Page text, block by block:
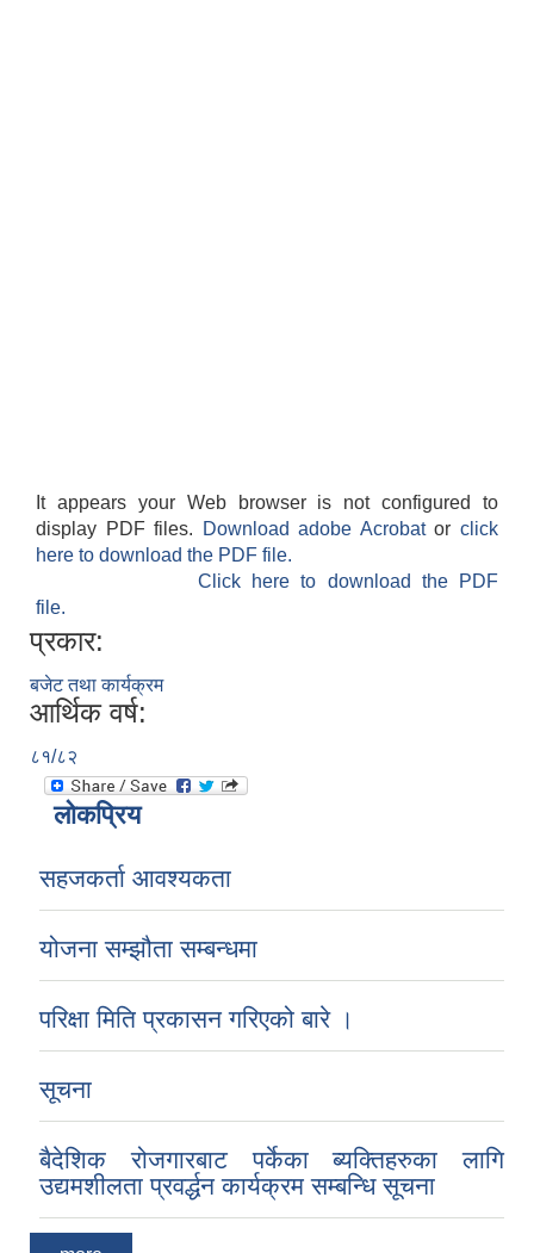
It appears your Web browser is not configured to
display PDF files.
Download adobe Acrobatorclick
here to download the PDF file.
Click here to download the PDF
file.
प्रकार:
बजेट तथा कार्यक्रम
आर्थिक वर्ष:
८१/८२
लोकप्रिय
सहजकर्ता आवश्यकता
योजना सम्झौता सम्बन्धमा
परिक्षा मिति प्रकासन गरिएको बारे ।
सूचना
बैदेशिक रोजगारबाट पर्केका ब्यक्तिहरुका लागि
उद्यमशीलता प्रवर्द्धन कार्यक्रम सम्बन्धि सूचना